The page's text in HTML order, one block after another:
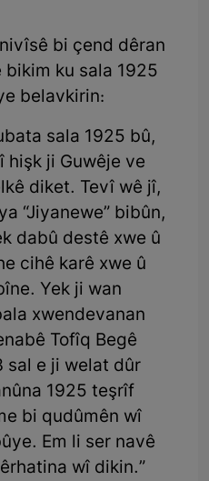
bi çend dêran
ku sala 1925
belavkirin:
sala 1925 bû,
hişk ji Guwêje ve
diket. Tevî wê jî,
“Jiyanewe” bibûn,
dabû destê xwe û
cihê karê xwe û
Yek ji wan
xwendevanan
Tofîq Begê
sal e ji welat dûr
1925 teşrîf
bi qudûmên wî
Em li ser navê
wî dikin.”